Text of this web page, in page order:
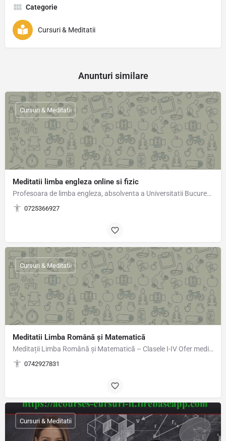
Categorie
Cursuri & Meditatii
Anunturi similare
Meditatii limba engleza online si fizic
Profesoara de limba engleza, absolventa a Universitatii Bucuresti,ofer lectii de limba engleza preferabil…
0725366927
Cursuri & Meditatii
Meditatii Limba Română și Matematică
Meditații Limba Română și Matematică – Clasele I-IV Ofer meditații individuale sau în grup restrâns, la…
0742927831
Cursuri & Meditatii
Cursuri & Meditatii